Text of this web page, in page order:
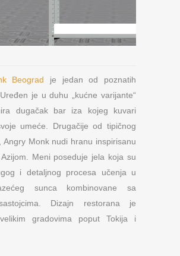
Beograd je jedan od poznatih
je u duhu „kućne varijante“
dugačak bar iza kojeg kuvari
umeće. Drugačije od tipičnog
Angry Monk nudi hranu inspirisanu
Meni poseduje jela koja su
i detaljnog procesa učenja u
sunca kombinovane sa
Dizajn restorana je
gradovima poput Tokija i